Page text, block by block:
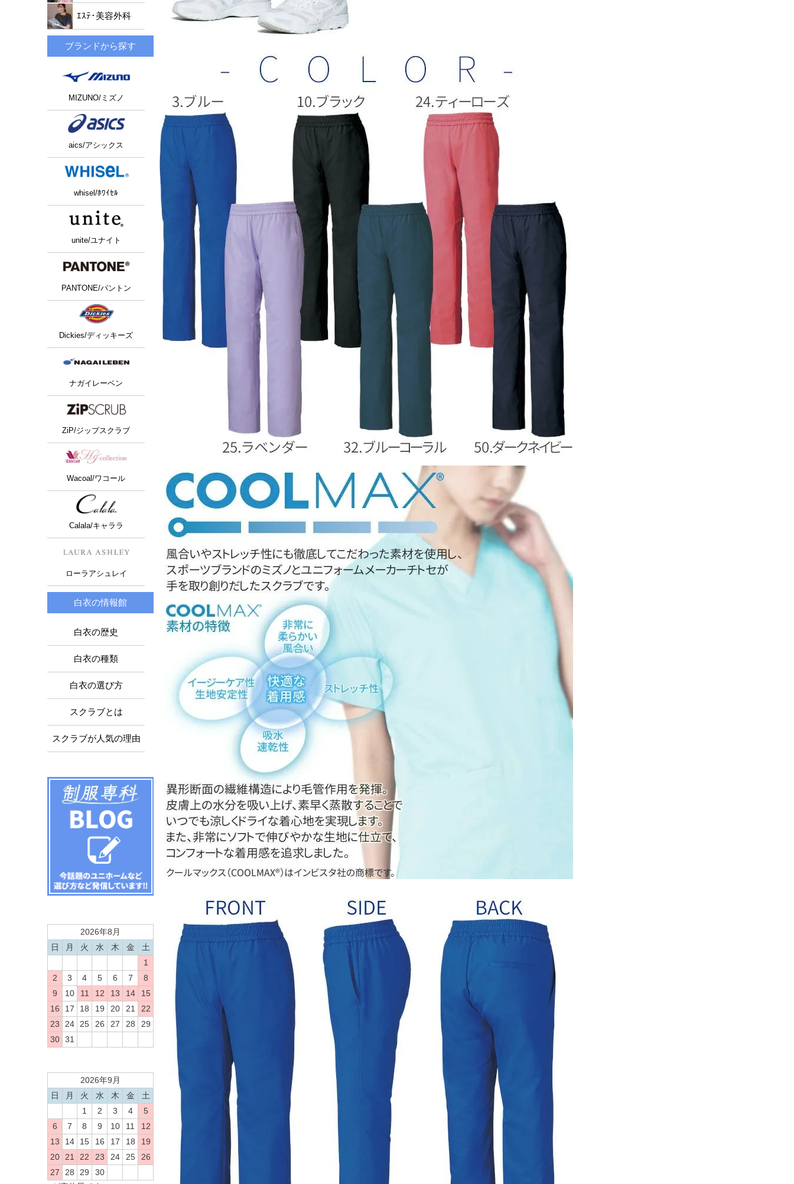
ｴｽﾃ･美容外科
ブランドから探す
MIZUNO/ミズノ
aics/アシックス
whisel/ﾎﾜｲｾﾙ
unite/ユナイト
PANTONE/パントン
Dickies/ディッキーズ
ナガイレーベン
ZiP/ジップスクラブ
Wacoal/ワコール
Calala/キャララ
ローラアシュレイ
白衣の情報館
白衣の歴史
白衣の種類
白衣の選び方
スクラブとは
スクラブが人気の理由
2026年8月
日
月 火 水 木 金
土
1
2
3 4 5 6 7
8
9
10 11 12 13 14
15
16
17 18 19 20 21
22
23
24 25 26 27 28
29
30 31
2026年9月
日
月 火 水 木 金
土
1
2 3 4
5
6
7 8 9 10 11
12
13
14 15 16 17 18
19
20 21 22 23 24 25
26
27
28 29
30